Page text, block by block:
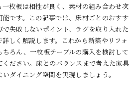
一枚板は相性が良く、素材の組み合わせ次
です。この記事では、床材ごとのおすす
失敗しないポイント、ラグを取り入れた
しく解説します。これから新築やリフォ
ろん、一枚板テーブルの購入を検討して
ださい。床とのバランスまで考えた家具
ダイニング空間を実現しましょう。